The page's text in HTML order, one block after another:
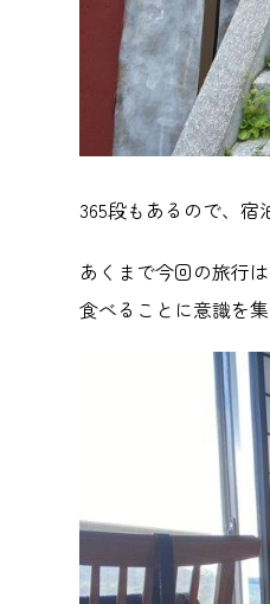
365段もあるので、宿
あくまで今回の旅行
食べることに意識を集